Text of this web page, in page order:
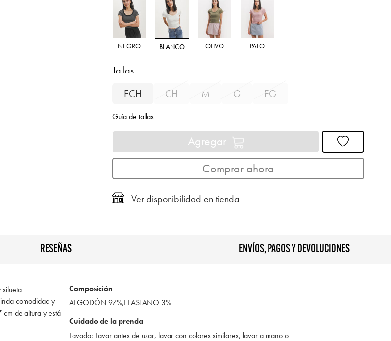
NEGRO BLANCO OLIVO PALO
Tallas
ECH
CH M G EG
Guía de tallas
Agregar
Comprar ahora
Ver disponibilidad en tienda
RESEÑAS ENVÍOS, PAGOS Y DEVOLUCIONES
comodidad y
cm de altura y está
Composición
ALGODÓN 97%,ELASTANO 3%
Cuidado de la prenda
Lavado: Lavar antes de usar, lavar con colores similares, lavar a mano o